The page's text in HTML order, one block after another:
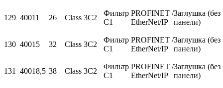
129 40011 26 Class 3C2
Фильтр
С1
PROFINET /
EtherNet/IP
Заглушка (без
панели)
130 40015 32 Class 3C2
Фильтр
С1
PROFINET /
EtherNet/IP
Заглушка (без
панели)
131 40018,5 38 Class 3C2
Фильтр
С1
PROFINET /
EtherNet/IP
Заглушка (без
панели)